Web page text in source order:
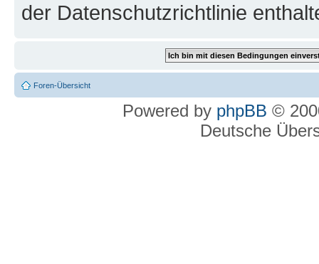
der Datenschutzrichtlinie
Foren-Übersicht
Powered by phpBB ©
Deutsche